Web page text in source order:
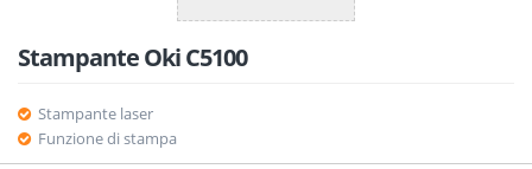
Stampante Oki C5100
Stampante laser
Funzione di stampa